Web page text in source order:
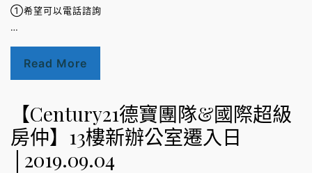
①希望可以電話諮詢
…
Read More
【Century21德寶團隊&國際超級
房仲】13樓新辦公室遷入日
│2019.09.04